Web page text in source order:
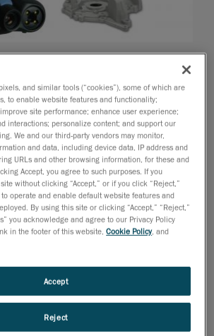
カナダ、ケベック州レヴィ- ポータ
ーションと
グサービス業界最大手のCreaform
体から高精度の3Dプリントコンテ
めの使いやすい多用途のポータブル
発表しました。 白色光3Dスキャナ
と3Dスキャン-プリントソフトウェア
プリントや積層造形の専門家向け
ーションとなっています。
キャンし、メッシュデータをクリー
ント対応ファイルをすばやく作成で
を使用することで、後処理ステップ
リント用のファイルをすばやく作
and similar tools (“cookies”), some of which are
to enable website features and functionality;
site performance; enhance user experience;
interactions; personalize content; and support our
We and our third-party vendors may monitor,
and data, including device data, IP address and
URLs and other browsing information, for these and
Accept, you agree to such purposes. If you
without clicking “Accept,” or if you click “Reject,”
operate and enable default website features and
By using this site or clicking “Accept,” “Reject,”
you acknowledge and agree to our Privacy Policy
in the footer of this website,Cookie Policy, and
Reject
Accept